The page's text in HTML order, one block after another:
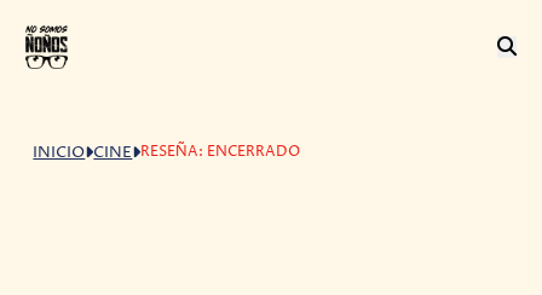
INICIO CINE RESEÑA: ENCERRADO